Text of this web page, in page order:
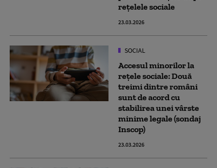
rețelele sociale
23.03.2026
SOCIAL
Accesul minorilor la
rețele sociale: Două
treimi dintre români
sunt de acord cu
stabilirea unei vârste
minime legale (sondaj
Inscop)
23.03.2026